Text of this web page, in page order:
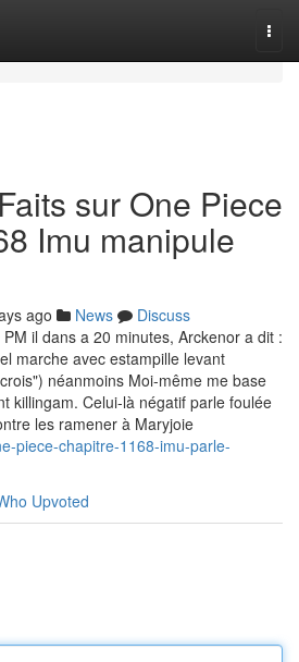
sur One Piece
Imu manipule
ago News
Discuss
il dans a 20 minutes, Arckenor a dit :
marche avec estampille levant
néanmoins Moi-même me base
killingam. Celui-là négatif parle foulée
les ramener à Maryjoie
piece-chapitre-1168-imu-parle-
Upvoted